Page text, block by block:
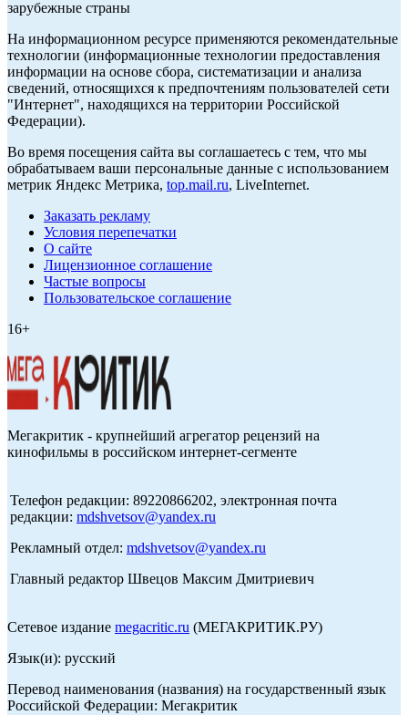
зарубежные страны
На информационном ресурсе применяются рекомендательные
технологии (информационные технологии предоставления
информации на основе сбора, систематизации и анализа
сведений, относящихся к предпочтениям пользователей сети
"Интернет", находящихся на территории Российской
Федерации).
Во время посещения сайта вы соглашаетесь с тем, что мы
обрабатываем ваши персональные данные с использованием
метрик Яндекс Метрика, top.mail.ru, LiveInternet.
Заказать рекламу
Условия перепечатки
О сайте
Лицензионное соглашение
Частые вопросы
Пользовательское соглашение
16+
Мегакритик - крупнейший агрегатор рецензий на
кинофильмы в российском интернет-сегменте
Телефон редакции: 89220866202, электронная почта
редакции: mdshvetsov@yandex.ru
Рекламный отдел: mdshvetsov@yandex.ru
Главный редактор Швецов Максим Дмитриевич
Сетевое издание megacritic.ru (МЕГАКРИТИК.РУ)
Язык(и): русский
Перевод наименования (названия) на государственный язык
Российской Федерации: Мегакритик